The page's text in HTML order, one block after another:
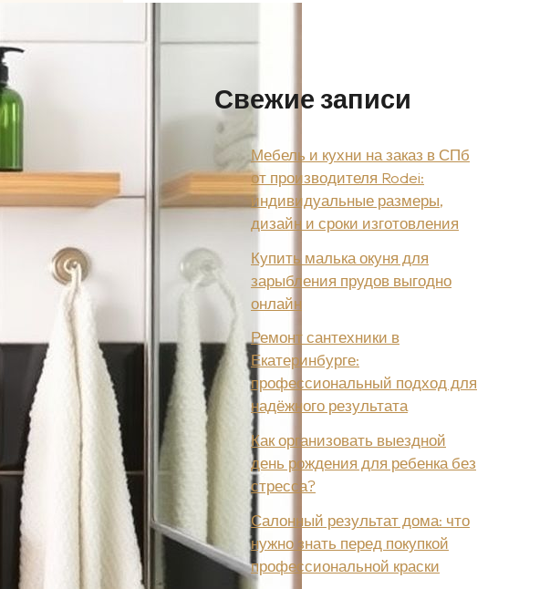
Свежие записи
Мебель и кухни на заказ в СПб
от производителя Rodei:
индивидуальные размеры,
дизайн и сроки изготовления
Купить малька окуня для
зарыбления прудов выгодно
онлайн
Ремонт сантехники в
Екатеринбурге:
профессиональный подход для
надёжного результата
Как организовать выездной
день рождения для ребенка без
стресса?
Салонный результат дома: что
нужно знать перед покупкой
профессиональной краски